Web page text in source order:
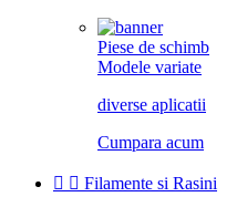
Piese de schimb
Modele variate
diverse aplicatii
Cumpara acum
  Filamente si Rasini